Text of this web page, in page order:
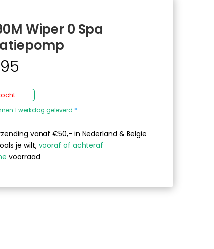
Wiper 0 Spa
1 werkdag geleverd *
vanaf €50,- in Nederland & België
je wilt, vooraf of achteraf
voorraad